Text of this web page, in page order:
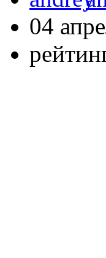
04